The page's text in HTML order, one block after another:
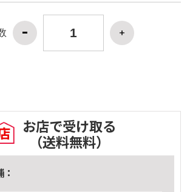
お店で受け取る
（送料無料）